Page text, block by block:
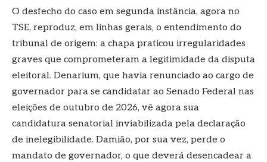
O desfecho do caso em segunda instância, agora no
TSE, reproduz, em linhas gerais, o entendimento do
tribunal de origem: a chapa praticou irregularidades
graves que comprometeram a legitimidade da disputa
eleitoral. Denarium, que havia renunciado ao cargo de
governador para se candidatar ao Senado Federal nas
eleições de outubro de 2026, vê agora sua
candidatura senatorial inviabilizada pela declaração
de inelegibilidade. Damião, por sua vez, perde o
mandato de governador, o que deverá desencadear a